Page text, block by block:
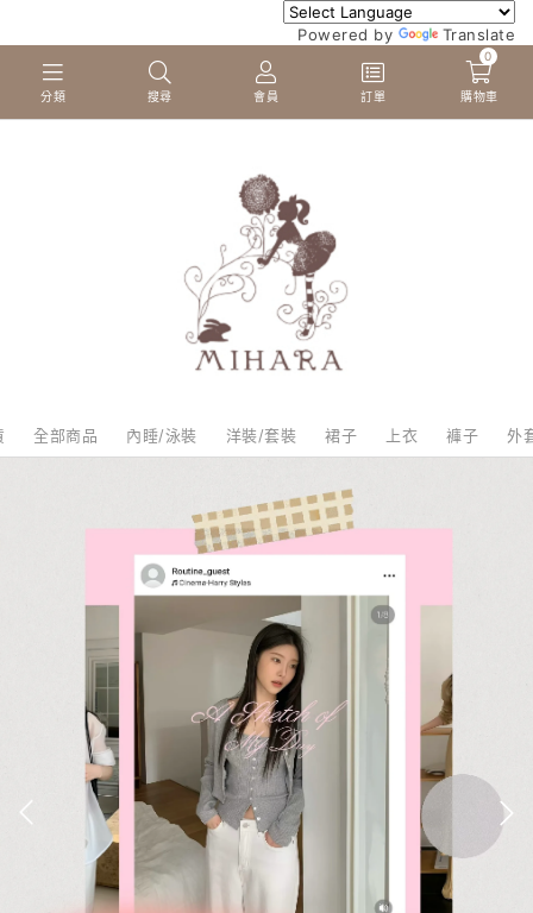
Powered by Translate
分類 搜尋 會員 訂單
0
購物車
全部商品 內睡/泳裝 洋裝/套裝 裙子 上衣 褲子 外